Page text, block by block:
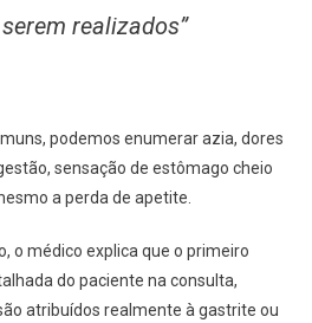
realizados”
podemos enumerar azia, dores
sensação de estômago cheio
a perda de apetite.
o médico explica que o primeiro
do paciente na consulta,
atribuídos realmente à gastrite ou